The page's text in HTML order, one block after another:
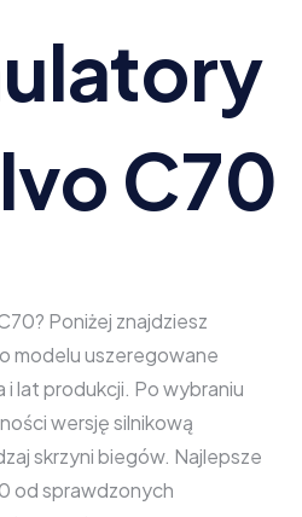
C70
Poniżej znajdziesz
modelu uszeregowane
i lat produkcji. Po wybraniu
wersję silnikową
skrzyni biegów. Najlepsze
od sprawdzonych